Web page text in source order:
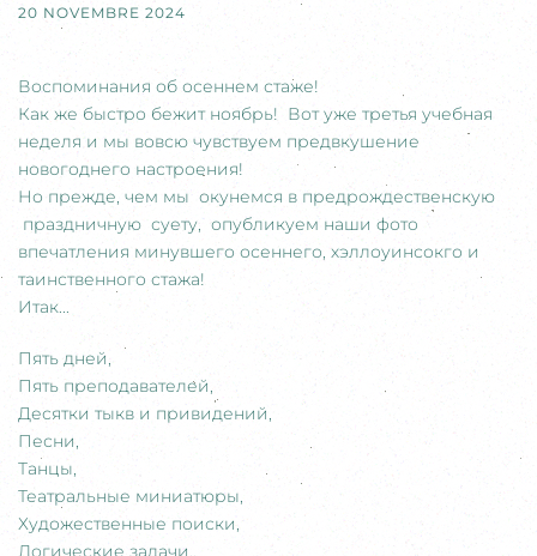
20 NOVEMBRE 2024
Воспоминания об осеннем стаже!
Как же быстро бежит ноябрь! Вот уже третья учебная
неделя и мы вовсю чувствуем предвкушение
новогоднего настроения!
Но прежде, чем мы окунемся в предрождественскую
праздничную суету, опубликуем наши фото
впечатления минувшего осеннего, хэллоуинсокго и
таинственного стажа!
Итак...
Пять дней,
Пять преподавателей,
Десятки тыкв и привидений,
Песни,
Танцы,
Театральные миниатюры,
Художественные поиски,
Логические задачи..